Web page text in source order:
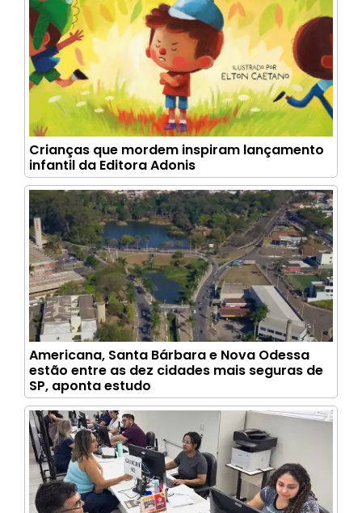
Crianças que mordem inspiram lançamento
infantil da Editora Adonis
Americana, Santa Bárbara e Nova Odessa
estão entre as dez cidades mais seguras de
SP, aponta estudo